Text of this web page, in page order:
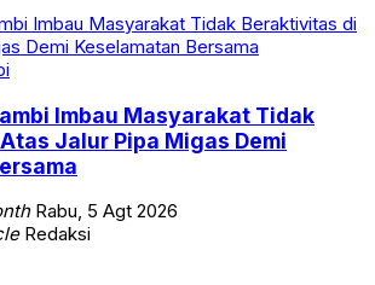
Imbau Masyarakat Tidak
Jalur Pipa Migas Demi
Rabu, 5 Agt 2026
Redaksi